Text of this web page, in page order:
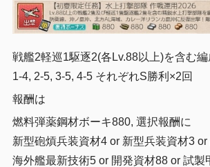
戦艦2軽巡1駆逐2(各 Lv.88以上)を含む
1-4, 2-5, 3-5, 4-5 それぞれS勝利×2回
報酬は
燃料弾薬鋼材ボーキ880, 選択報酬に
新型砲熕兵装資材4 or 新型兵装資材3
海外艦最新技術5 or 開発資材88 or 試製